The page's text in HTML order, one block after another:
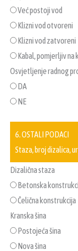
Već postoji vod
Klizni vod otvoreni
Klizni vod zatvoreni
Kabal, pomjerljiv na
Osvjetljenje radnog
DA
NE
6. OSTALI PODACI
Staza, broj dizalica,
Dizalična staza
Betonska
Čelična konstrukcija
Kranska šina
Postojeća šina
Nova šina